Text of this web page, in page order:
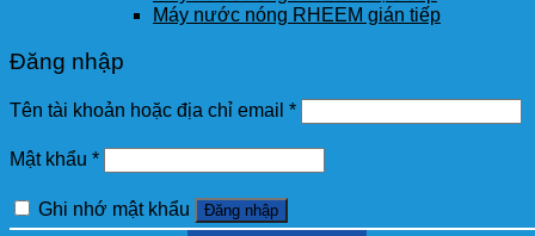
Máy nước nóng RHEEM gián tiếp
Đăng nhập
Tên tài khoản hoặc địa chỉ email *
Mật khẩu *
Ghi nhớ mật khẩu Đăng nhập